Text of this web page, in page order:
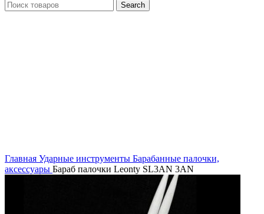
Search
Главная Ударные инструменты Барабанные палочки,
аксессуары Бараб палочки Leonty SL3AN 3AN